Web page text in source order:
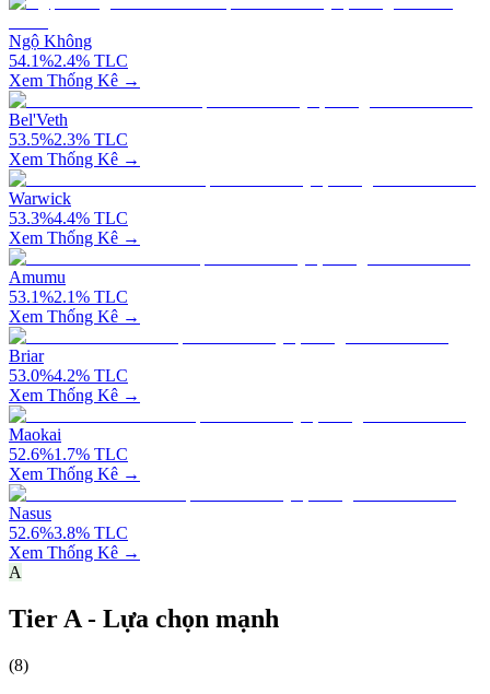
Ngộ Không
54.1%2.4% TLC
Xem Thống Kê →
Bel'Veth
53.5%2.3% TLC
Xem Thống Kê →
Warwick
53.3%4.4% TLC
Xem Thống Kê →
Amumu
53.1%2.1% TLC
Xem Thống Kê →
Briar
53.0%4.2% TLC
Xem Thống Kê →
Maokai
52.6%1.7% TLC
Xem Thống Kê →
Nasus
52.6%3.8% TLC
Xem Thống Kê →
A
Tier A - Lựa chọn mạnh
(8)